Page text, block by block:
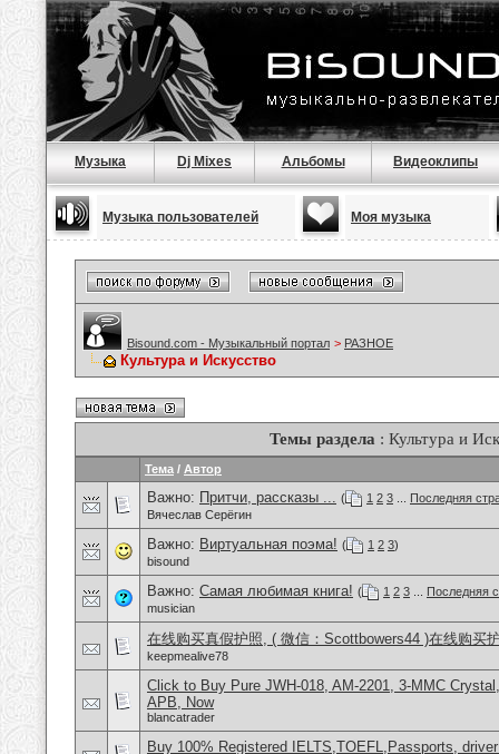
Музыка Dj Mixes Альбомы Видеоклипы
Музыка пользователей Моя музыка
Bisound.com - Музыкальный портал > РАЗНОЕ
Культура и Искусство
Темы раздела : Культура и
Тема / Автор
Важно: Притчи, рассказы ... ( 1 2 3
Последняя
Вячеслав Серёгин
Важно: Виртуальная поэма! ( 1 2 3)
bisound
Важно: Самая любимая книга! ( 1 2 3
Последняя
musician
在线购买真假护照, ( 微信：Scottbowers44 )在线购买
keepmealive78
Click to Buy Pure JWH-018, AM-2201, 3-MMC
APB, Now
blancatrader
Buy 100% Registered IELTS,TOEFL,Passports,